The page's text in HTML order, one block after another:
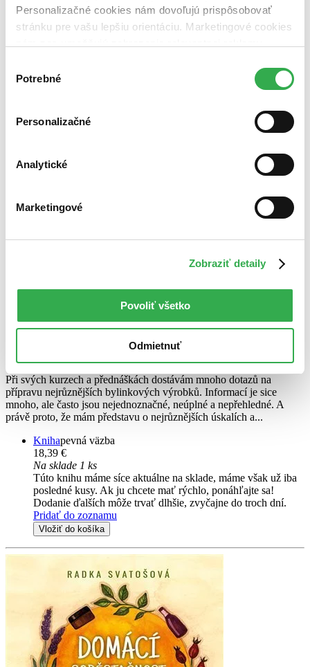
Personalizačné cookies nám dovoľujú prispôsobovať
stránku pre vašu lepšiu orientáciu. Marketingové cookies
nám pomohlo, keby sme mohli používať všetky tieto
súhlasu
Potrebné
Personalizačné
Analytické
Marketingové
Zobraziť detaily
Povoliť všetko
Odmietnuť
Bylinky od kořenů k plodům
CZ
Praktické bylinkaření od jara do zimy
Při svých kurzech a přednáškách dostávám mnoho dotazů na
přípravu nejrůznějších bylinkových výrobků. Informací je sice
mnoho, ale často jsou nejednoznačné, neúplné a nepřehledné. A
právě proto, že mám představu o nejrůznějších úskalích a...
Knihapevná väzba
18,39 €
Na sklade 1 ks
Túto knihu máme síce aktuálne na sklade, máme však už iba
posledné kusy. Ak ju chcete mať rýchlo, ponáhľajte sa!
Dodanie ďalších môže trvať dlhšie, zvyčajne do troch dní.
Pridať do zoznamu
Vložiť do košíka